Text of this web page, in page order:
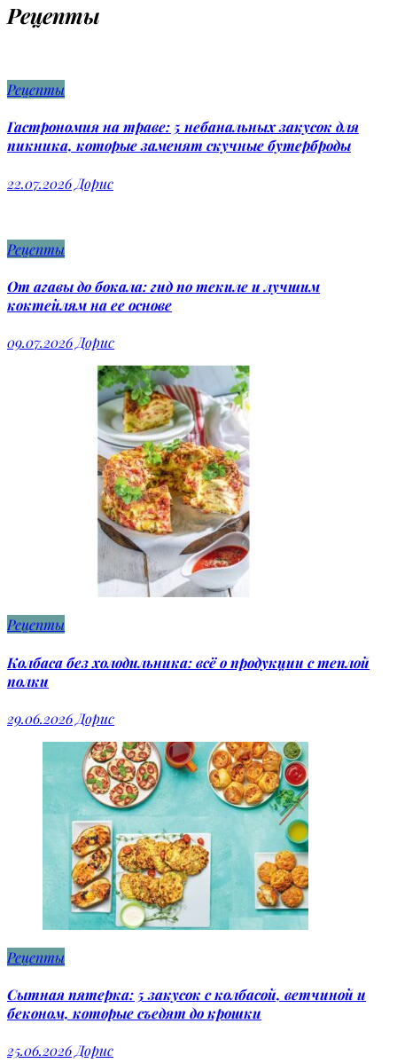
Рецепты
Рецепты
Гастрономия на траве: 5 небанальных закусок для
пикника, которые заменят скучные бутерброды
22.07.2026 Дорис
Рецепты
От агавы до бокала: гид по текиле и лучшим
коктейлям на ее основе
09.07.2026Дорис
Рецепты
Колбаса без холодильника: всё о продукции с теплой
полки
29.06.2026 Дорис
Рецепты
Сытная пятерка: 5 закусок с колбасой, ветчиной и
беконом, которые съедят до крошки
25.06.2026Дорис